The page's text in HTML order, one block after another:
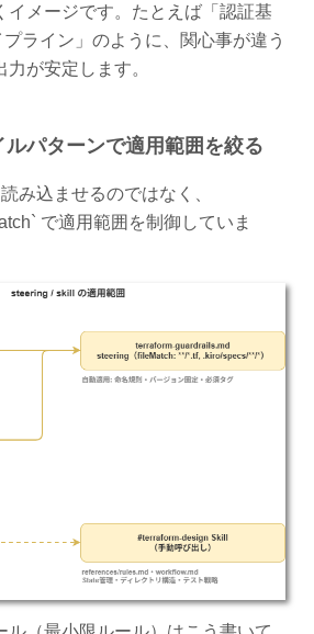
イメージです。たとえば「認証基
ライン」のように、関心事が違う
が安定します。
パターンで適用範囲を絞る
み込ませるのではなく、
で適用範囲を制御していま